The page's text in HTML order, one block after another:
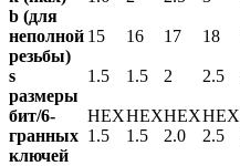
b (для
неполной
резьбы)
15 16 17 18
s 1.5 1.5 2 2.5
размеры
бит/6-
гранных
ключей
HEX
1.5
HEX
1.5
HEX
2.0
HEX
2.5